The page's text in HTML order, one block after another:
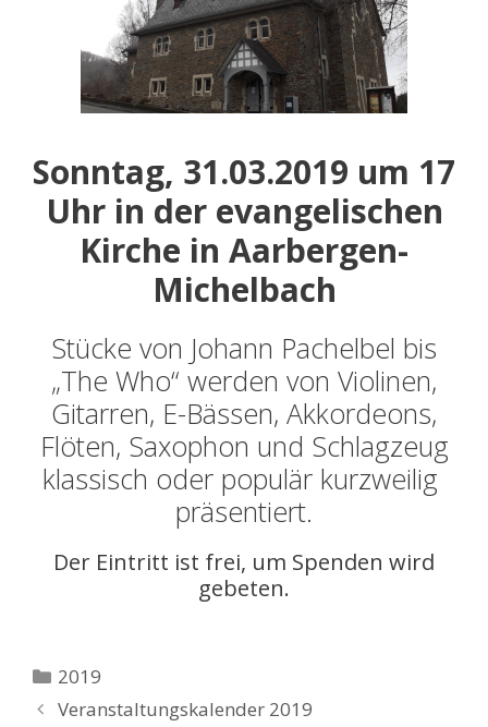
Sonntag, 31.03.2019 um 17
Uhr in der evangelischen
Kirche in Aarbergen-
Michelbach
Stücke von Johann Pachelbel bis
„The Who“ werden von Violinen,
Gitarren, E-Bässen, Akkordeons,
Flöten, Saxophon und Schlagzeug
klassisch oder populär kurzweilig
präsentiert.
Der Eintritt ist frei, um Spenden wird
gebeten.
Kategorien
2019
Veranstaltungskalender 2019